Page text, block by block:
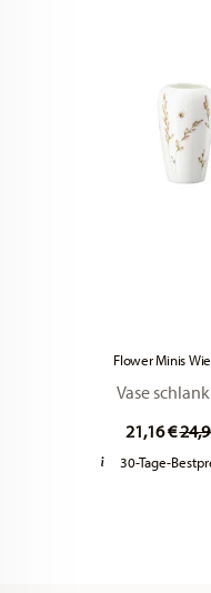
Flower Minis
Vase
21,16 €
30-Tage-